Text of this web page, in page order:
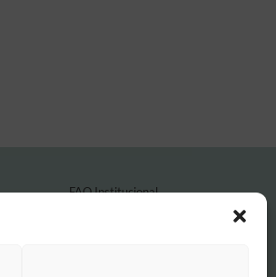
FAQ Institucional